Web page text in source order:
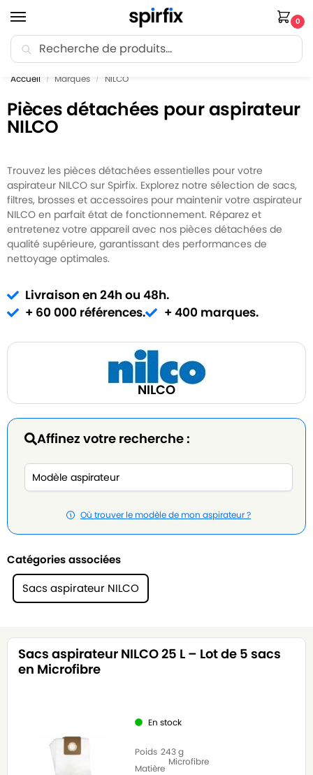
0
🚚 Livraison Point Relais offerte dès 30€ d’achat.
Accueil / Marques / NILCO
Pièces détachées pour aspirateur
NILCO
Trouvez les pièces détachées essentielles pour votre
aspirateur NILCO sur Spirfix. Explorez notre sélection de sacs,
filtres, brosses et accessoires pour maintenir votre aspirateur
NILCO en parfait état de fonctionnement. Réparez et
entretenez votre appareil avec nos pièces détachées de
qualité supérieure, garantissant des performances de
nettoyage optimales.
Livraison en 24h ou 48h.
+ 60 000 références.
+ 400 marques.
NILCO
Affinez votre recherche :
Où trouver le modèle de mon aspirateur ?
Catégories associées
Sacs aspirateur NILCO
Sacs aspirateur NILCO 25 L – Lot de 5 sacs
en Microfibre
En stock
Poids 243 g
Matière
Microfibre